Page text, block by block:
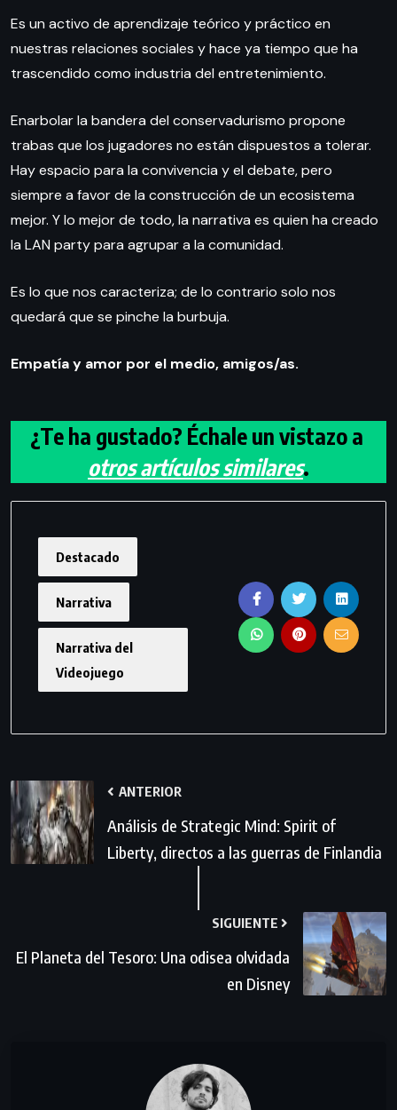
Es un activo de aprendizaje teórico y práctico en
nuestras relaciones sociales y hace ya tiempo que ha
trascendido como industria del entretenimiento.
Enarbolar la bandera del conservadurismo propone
trabas que los jugadores no están dispuestos a tolerar.
Hay espacio para la convivencia y el debate, pero
siempre a favor de la construcción de un ecosistema
mejor. Y lo mejor de todo, la narrativa es quien ha creado
la LAN party para agrupar a la comunidad.
Es lo que nos caracteriza; de lo contrario solo nos
quedará que se pinche la burbuja.
Empatía y amor por el medio, amigos/as.
¿Te ha gustado? Échale un vistazo a
otros artículos similares.
Destacado
Narrativa
Narrativa del
Videojuego
ANTERIOR
Análisis de Strategic Mind: Spirit of
Liberty, directos a las guerras de Finlandia
SIGUIENTE
El Planeta del Tesoro: Una odisea olvidada
en Disney